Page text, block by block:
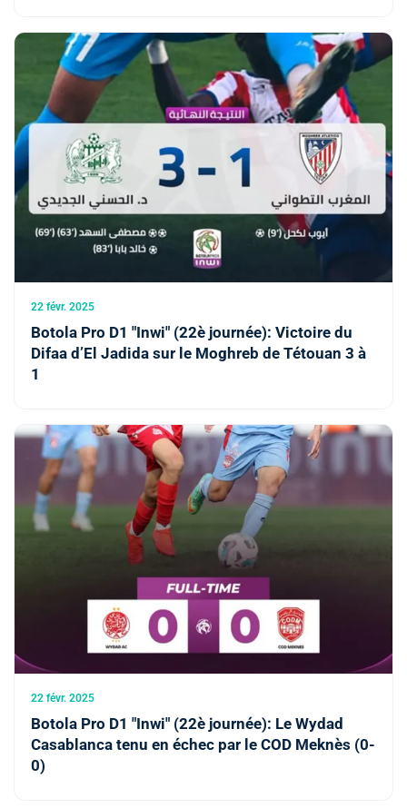
22 févr. 2025
Botola Pro D1 "Inwi" (22è journée): Victoire du
Difaa d’El Jadida sur le Moghreb de Tétouan 3 à
1
22 févr. 2025
Botola Pro D1 "Inwi" (22è journée): Le Wydad
Casablanca tenu en échec par le COD Meknès (0-
0)